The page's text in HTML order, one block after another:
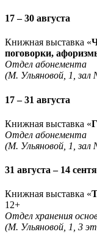
17 – 30 августа
Книжная выставка «
поговорки,
Отдел абонемента
(М. Ульяновой, 1, зал
17 – 31 августа
Книжная выставка «
Отдел абонемента
(М. Ульяновой, 1, зал
31 августа – 14
Книжная выставка «
12+
Отдел хранения
(М. Ульяновой, 1, 3